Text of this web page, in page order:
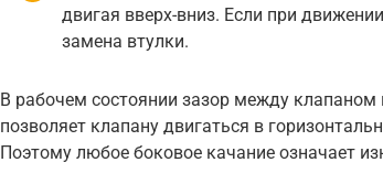
двигая вверх-вниз. Если при
замена втулки.
В рабочем состоянии зазор между
позволяет клапану двигаться в
Поэтому любое боковое качание означает